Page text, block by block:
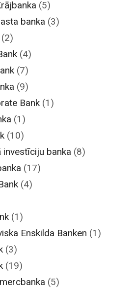
(5)
banka (3)
(2)
(4)
(7)
(9)
Bank (1)
(1)
(10)
investīciju banka (8)
(17)
(4)
(1)
Enskilda Banken (1)
(3)
(19)
(5)